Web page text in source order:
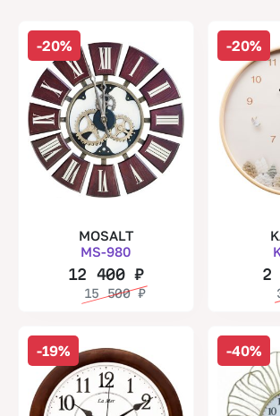
-20%
MOSALT
MS-980
12 400₽
15 500₽
-20%
2
-19% -40%